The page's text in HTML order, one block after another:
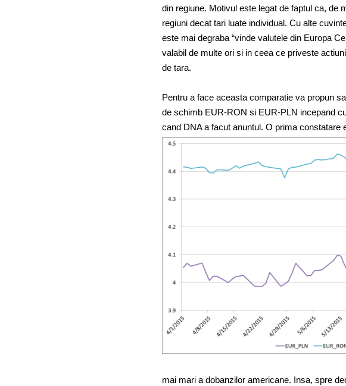
din regiune. Motivul este legat de faptul ca, de
regiuni decat tari luate individual. Cu alte
este mai degraba “vinde valutele din Europa
valabil de multe ori si in ceea ce priveste
de tara.
Pentru a face aceasta comparatie va propun
de schimb EUR-RON si EUR-PLN incepand
cand DNA a facut anuntul. O prima constatare
mai mari a dobanzilor americane. Insa, spre